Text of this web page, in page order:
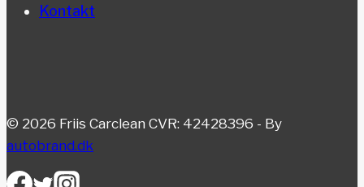
Kontakt
© 2026 Friis Carclean CVR: 42428396 - By
autobrand.dk